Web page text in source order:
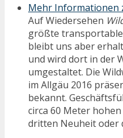
Mehr Informationen
Auf Wiedersehen
größte
bleibt uns aber
und wird dort in der
umgestaltet. Die
im Allgäu 2016
bekannt.
circa 60 Meter
dritten Neuheit oder